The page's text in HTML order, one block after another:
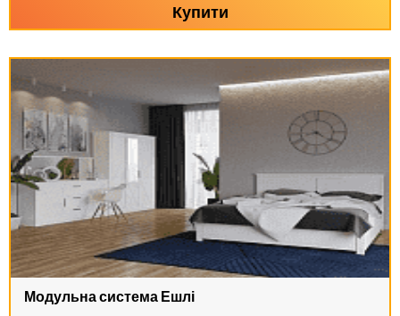
Купити
Модульна система Ешлі